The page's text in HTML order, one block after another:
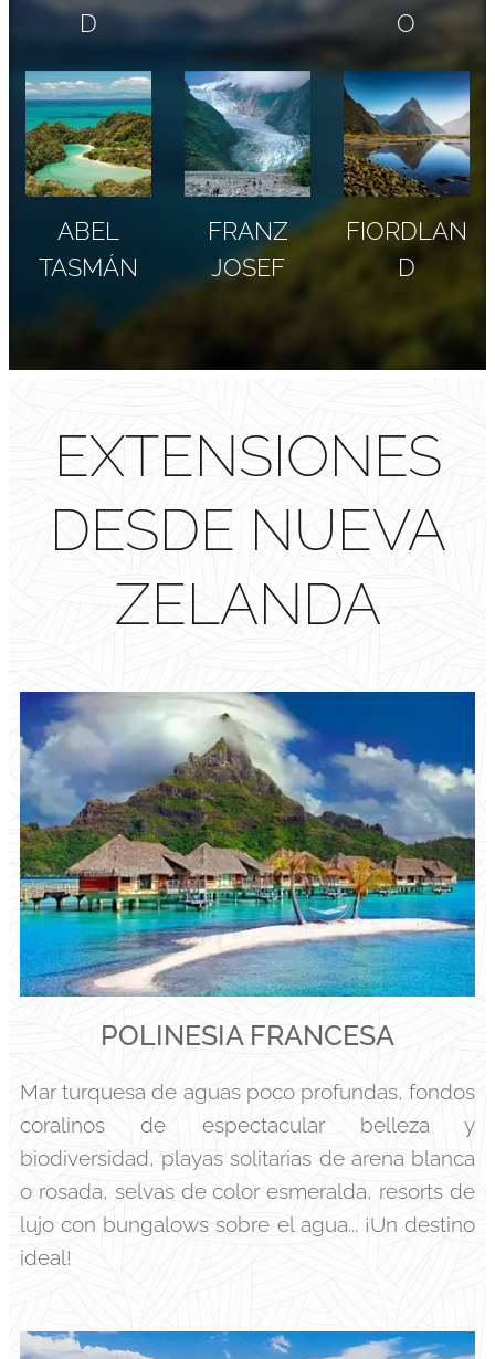
D
O
ABEL
TASMÁN
FRANZ
JOSEF
FIORDLAN
D
EXTENSIONES
DESDE NUEVA
ZELANDA
POLINESIA FRANCESA
Mar turquesa de aguas poco profundas, fondos
coralinos de espectacular belleza y
biodiversidad, playas solitarias de arena blanca
o rosada, selvas de color esmeralda, resorts de
lujo con bungalows sobre el agua... ¡Un destino
ideal!